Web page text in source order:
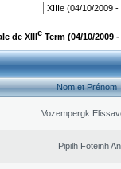
de XIIIe Term (04/10/2009 -
Nom et Prénom
Vozempergk
Pipilh Foteinh